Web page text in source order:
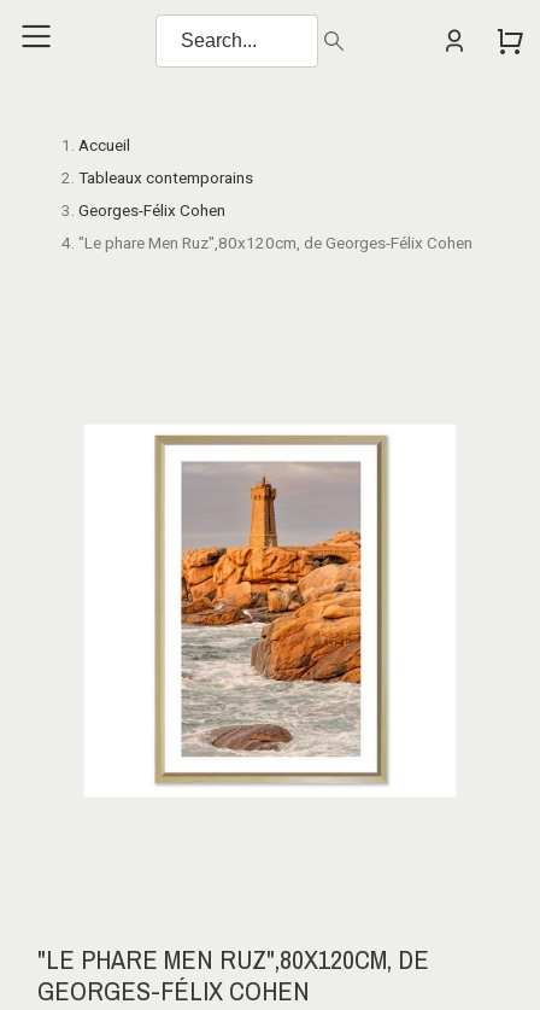
Accueil
Tableaux contemporains
Georges-Félix Cohen
"Le phare Men Ruz",80x120cm, de Georges-Félix Cohen
"LE PHARE MEN RUZ",80X120CM, DE
GEORGES-FÉLIX COHEN